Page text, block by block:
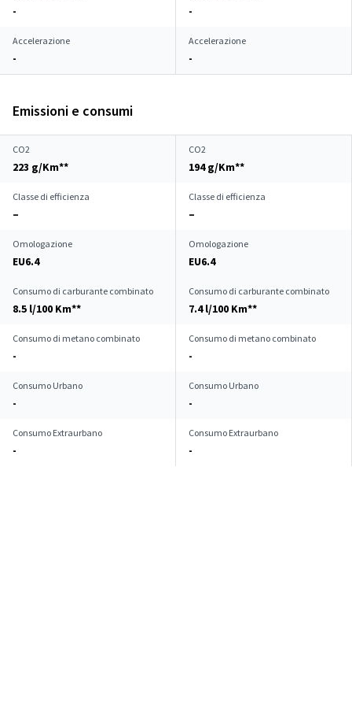
- -
Accelerazione
-
Accelerazione
-
Emissioni e consumi
CO2
223 g/Km**
CO2
194 g/Km**
Classe di efficienza
–
Classe di efficienza
–
Omologazione
EU6.4
Omologazione
EU6.4
Consumo di carburante combinato
8.5 l/100 Km**
Consumo di carburante combinato
7.4 l/100 Km**
Consumo di metano combinato
-
Consumo di metano combinato
-
Consumo Urbano
-
Consumo Urbano
-
Consumo Extraurbano
-
Consumo Extraurbano
-